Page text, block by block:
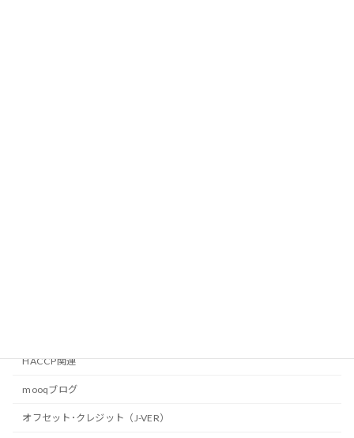
HACCP関連
mooqブログ
オフセット･クレジット（J-VER）